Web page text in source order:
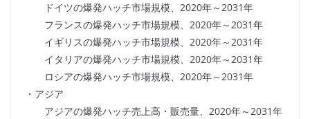
ドイツの爆発ハッチ市場規模、2020年～2031年
フランスの爆発ハッチ市場規模、2020年～2031年
イギリスの爆発ハッチ市場規模、2020年～2031年
イタリアの爆発ハッチ市場規模、2020年～2031年
ロシアの爆発ハッチ市場規模、2020年～2031年
・アジア
アジアの爆発ハッチ売上高・販売量、2020年～2031年